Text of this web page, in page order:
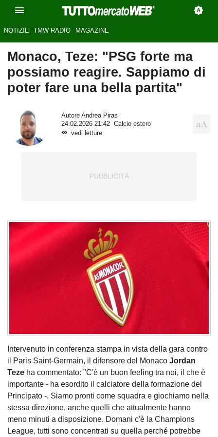
NOTIZIE TMW RADIO MAGAZINE
Monaco, Teze: "PSG forte ma
possiamo reagire. Sappiamo di
poter fare una bella partita"
Autore Andrea Piras
24.02.2026 21:42
Calcio estero
vedi letture
Intervenuto in conferenza stampa in vista della gara contro
il Paris Saint-Germain, il difensore del Monaco Jordan
Teze ha commentato: "C'è un buon feeling tra noi, il che è
importante - ha esordito il calciatore della formazione del
Principato -. Siamo pronti come squadra e giochiamo nella
stessa direzione, anche quelli che attualmente hanno
meno minuti a disposizione. Domani c'è la Champions
League, tutti sono concentrati su quella perché potrebbe